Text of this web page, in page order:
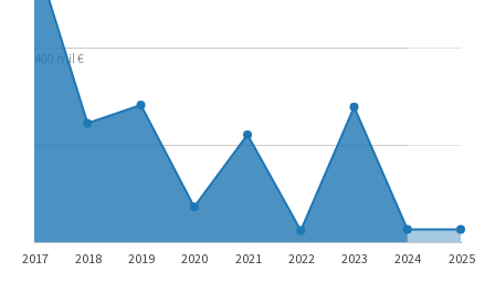
2017 2018 2019 2020 2021 2022 2023 2024 2025
400 mil €